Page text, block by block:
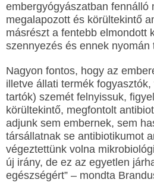
embergyógyászatban fennálló
megalapozott és körültekintő
másrészt a fentebb elmondott
szennyezés és ennek nyomán
Nagyon fontos, hogy az
illetve állati termék
tartók) szemét felnyissuk,
körültekintő, megfontolt
adjunk sem embernek, sem
társállatnak se antibiotikumot
végeztettünk volna
új irány, de ez az egyetlen
egészségért” – mondta